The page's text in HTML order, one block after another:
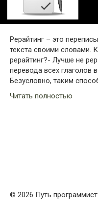
Рерайтинг – это
текста своими словами.
рерайтинг?- Лучше не
перевода всех глаголов
Безусловно, таким
Читать полностью
© 2026 Путь